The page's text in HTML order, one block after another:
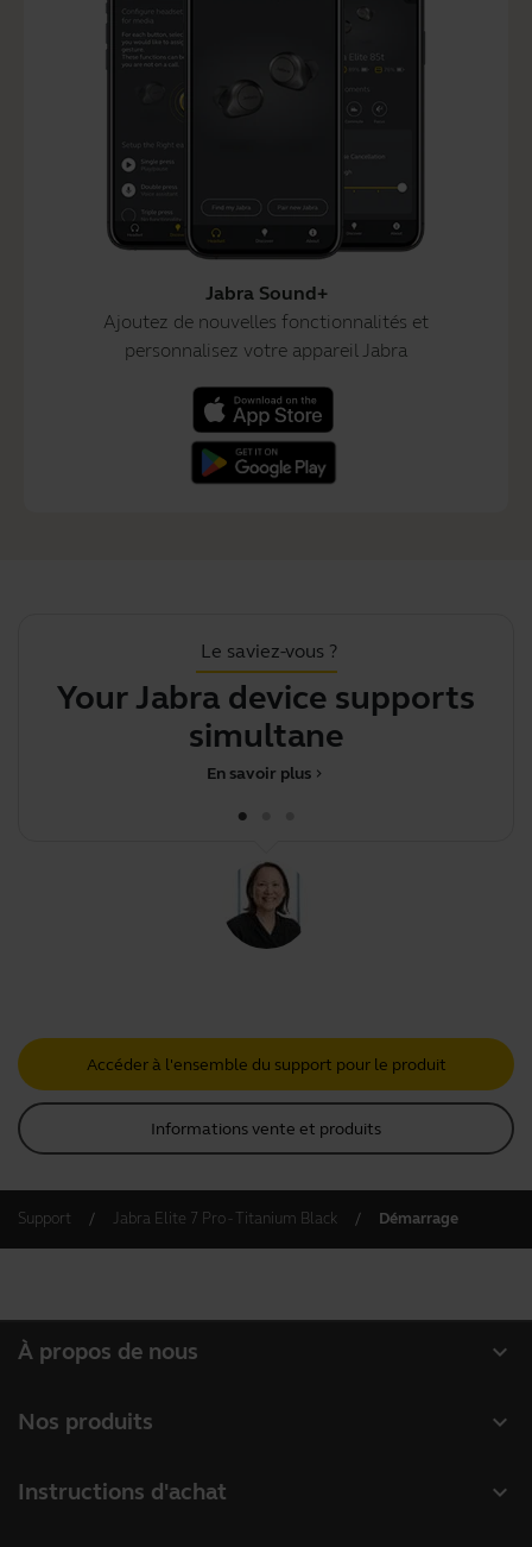
Jabra Sound+
Ajoutez de nouvelles fonctionnalités et
personnalisez votre appareil Jabra
Le saviez-vous ?
Your Jabra device supports
simultaneous pa
chevron_right
En savoir plus
Accéder à l'ensemble du support pour le produit
Informations vente et produits
Support Jabra Elite 7 Pro - Titanium Black Démarrage
expand_more
À propos de nous
Durabilité
expand_more
Nos produits
expand_more
Instructions d'achat